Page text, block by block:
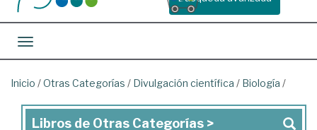
Toggle navigation
Inicio /Otras Categorías / Divulgación científica / Biología /
Libros de Otras Categorías >